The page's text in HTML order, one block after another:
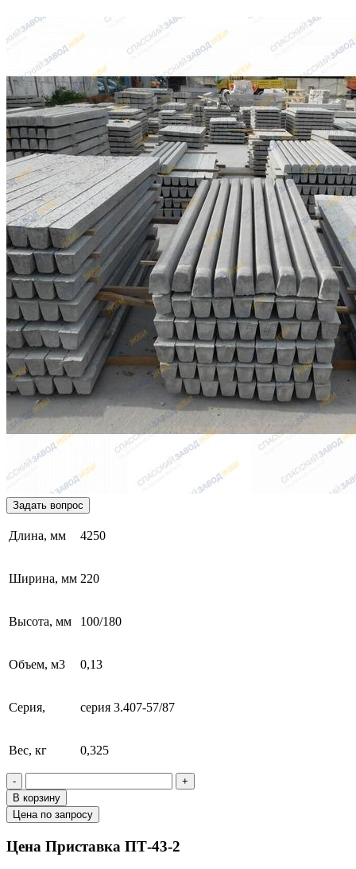
Задать вопрос
Длина, мм 4250
Ширина, мм 220
Высота, мм 100/180
Объем, м3 0,13
Серия, серия 3.407-57/87
Вес, кг 0,325
-
+
В корзину
Цена по запросу
Цена Приставка ПТ-43-2